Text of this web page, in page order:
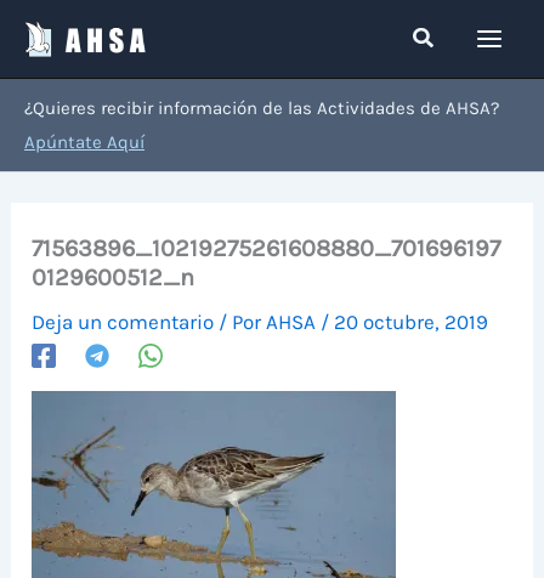
contenido
Buscar
¿Quieres recibir información de las Actividades de AHSA?
Apúntate Aquí
71563896_10219275261608880_701696197
0129600512_n
Deja un comentario / Por AHSA / 20 octubre, 2019